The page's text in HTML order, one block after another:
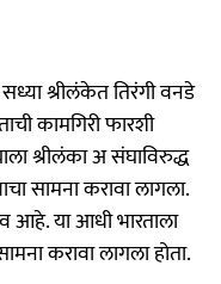
श्रीलंकेत तिरंगी वनडे
कामगिरी फारशी
श्रीलंका अ संघाविरुद्ध
सामना करावा लागला.
आहे. या आधी भारताला
करावा लागला होता.